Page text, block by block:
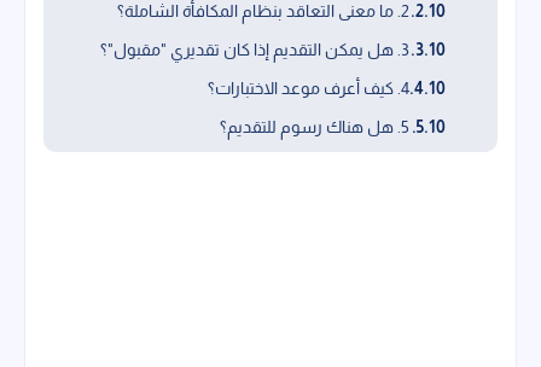
2. ما معنى التعاقد بنظام المكافأة الشاملة؟
3. هل يمكن التقديم إذا كان تقديري "مقبول"؟
4. كيف أعرف موعد الاختبارات؟
5. هل هناك رسوم للتقديم؟